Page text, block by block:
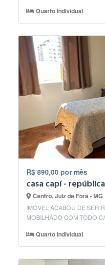
Quarto Individual
R$ 890,00 por mês
casa capí -
Centro, Juiz de Fora - MG
IMÓVEL ACABOU DE SER
MOBILHADO COM TODO
Quarto Individual